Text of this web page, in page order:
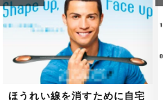
ほうれい線を消すために自宅